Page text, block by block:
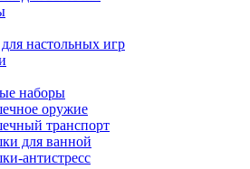
настольных игр
наборы
оружие
транспорт
для ванной
антистресс